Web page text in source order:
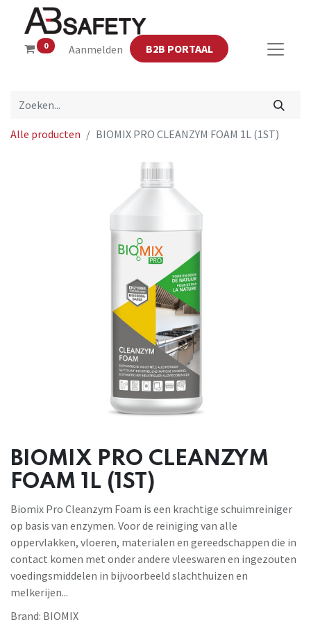
0 Aanmelden B2B PORTAAL
Alle producten BIOMIX PRO CLEANZYM FOAM 1L (1ST)
BIOMIX PRO CLEANZYM
FOAM 1L (1ST)
Biomix Pro Cleanzym Foam is een krachtige schuimreiniger
op basis van enzymen. Voor de reiniging van alle
oppervlakken, vloeren, materialen en gereedschappen die in
contact komen met onder andere vleeswaren en ingezouten
voedingsmiddelen in bijvoorbeeld slachthuizen en
melkerijen...
Brand: BIOMIX